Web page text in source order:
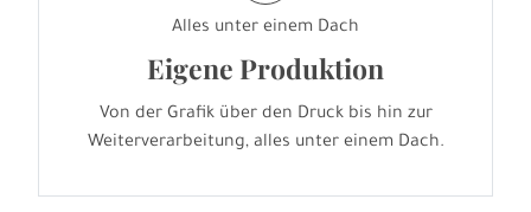
Alles unter einem Dach
Eigene Produktion
Von der Grafik über den Druck bis hin zur
Weiterverarbeitung, alles unter einem Dach.